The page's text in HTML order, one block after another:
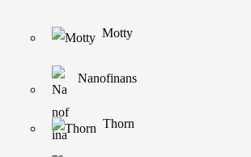
Motty
Nanofinans
Thorn
vil overta tilbakebetalingen for deg, og du vil på
kan tilby, og på denne måten funnet en